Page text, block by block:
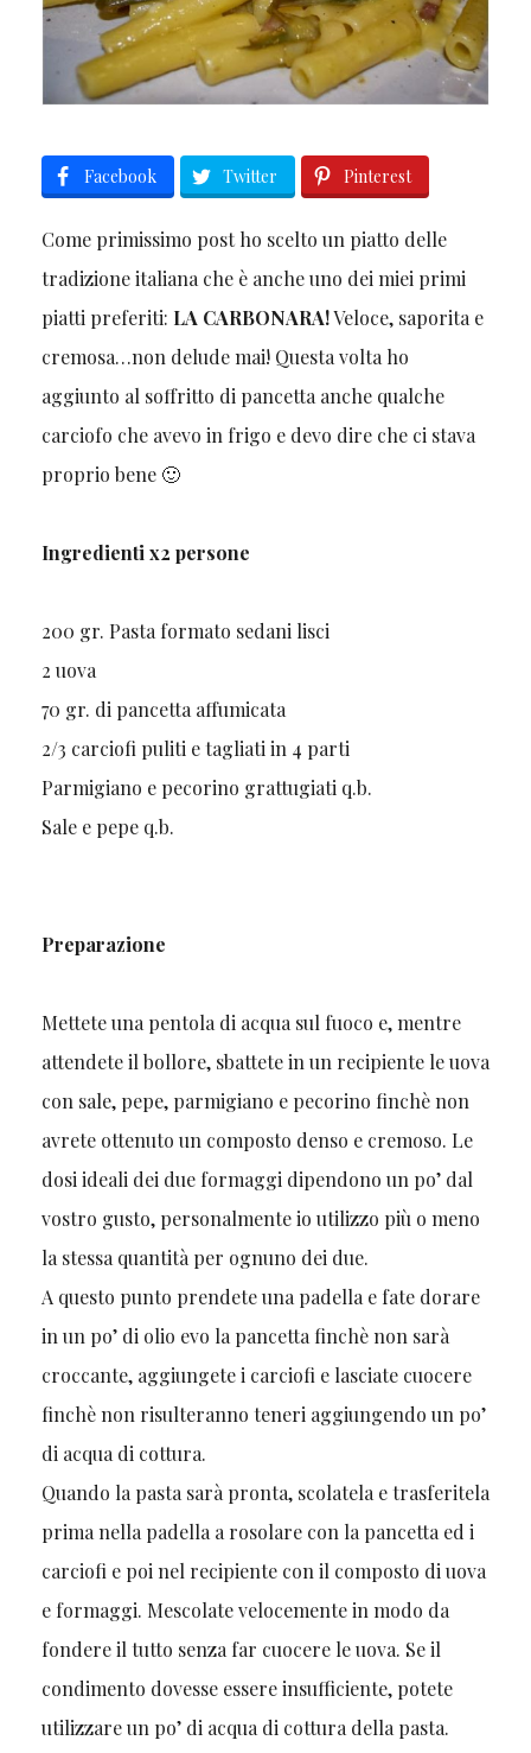
Facebook Twitter Pinterest
Come primissimo post ho scelto un piatto delle
tradizione italiana che è anche uno dei miei primi
piatti preferiti: LA CARBONARA!Veloce, saporita e
cremosa…non delude mai! Questa volta ho
aggiunto al soffritto di pancetta anche qualche
carciofo che avevo in frigo e devo dire che ci stava
proprio bene 🙂
Ingredienti x2 persone
200 gr. Pasta formato sedani lisci
2 uova
70 gr. di pancetta affumicata
2/3 carciofi puliti e tagliati in 4 parti
Parmigiano e pecorino grattugiati q.b.
Sale e pepe q.b.
Preparazione
Mettete una pentola di acqua sul fuoco e, mentre
attendete il bollore, sbattete in un recipiente le uova
con sale, pepe, parmigiano e pecorino finchè non
avrete ottenuto un composto denso e cremoso. Le
dosi ideali dei due formaggi dipendono un po’ dal
vostro gusto, personalmente io utilizzo più o meno
la stessa quantità per ognuno dei due.
A questo punto prendete una padella e fate dorare
in un po’ di olio evo la pancetta finchè non sarà
croccante, aggiungete i carciofi e lasciate cuocere
finchè non risulteranno teneri aggiungendo un po’
di acqua di cottura.
Quando la pasta sarà pronta, scolatela e trasferitela
prima nella padella a rosolare con la pancetta ed i
carciofi e poi nel recipiente con il composto di uova
e formaggi. Mescolate velocemente in modo da
fondere il tutto senza far cuocere le uova. Se il
condimento dovesse essere insufficiente, potete
utilizzare un po’ di acqua di cottura della pasta.